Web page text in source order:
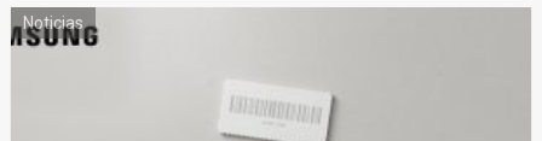
Noticias